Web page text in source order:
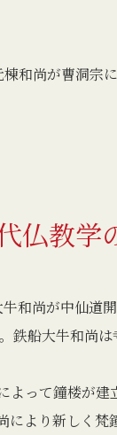
和尚が曹洞宗
仏教学
和尚が中仙道
鉄船大牛和尚
よって鐘楼が建
により新しく梵